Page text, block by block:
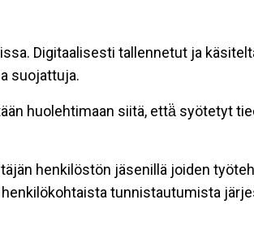
Digitaalisesti tallennetut ja
suojattuja.
huolehtimaan siitä, että̈ syötetyt
henkilöstön jäsenillä joiden
tunnistautumista